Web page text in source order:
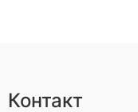
Контакт